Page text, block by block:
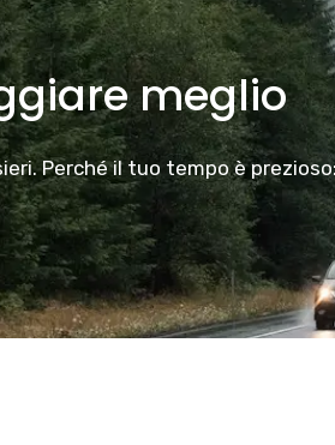
meglio
Perché il tuo tempo è